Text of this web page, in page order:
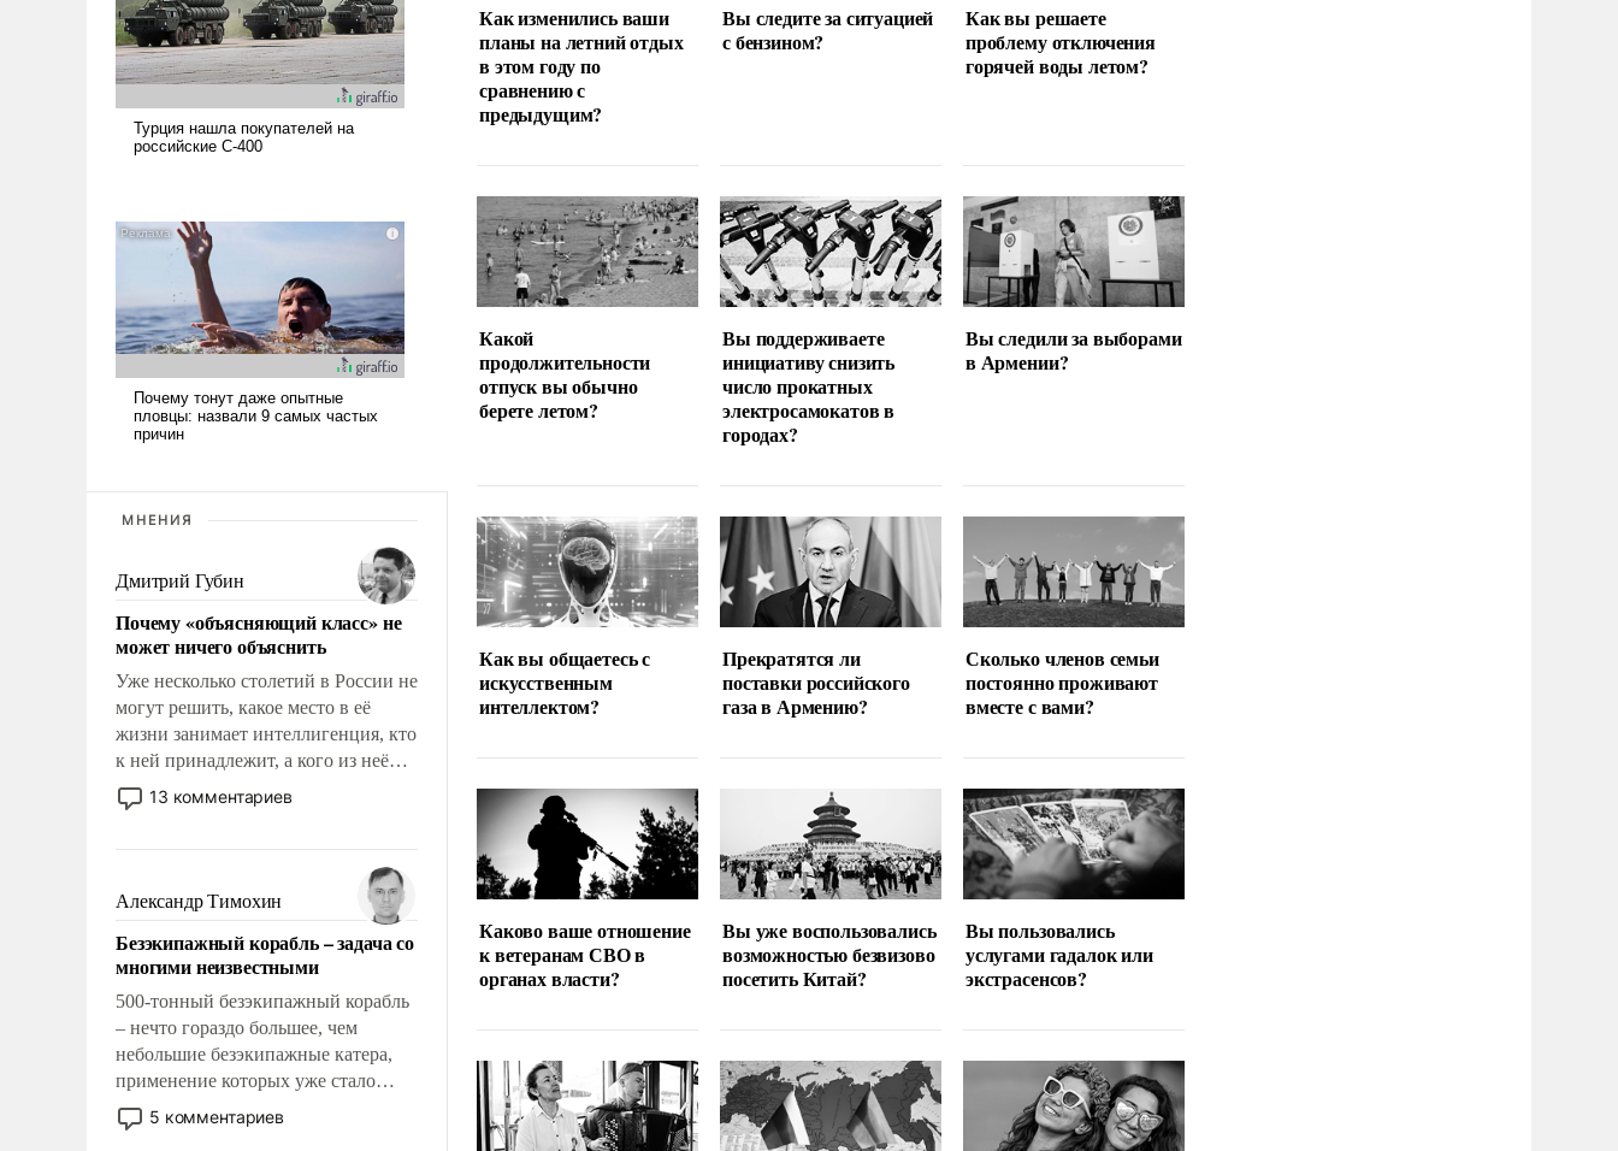
МНЕНИЯ
Дмитрий Губин
Почему «объясняющий класс» не
может ничего объяснить
Уже несколько столетий в России не
могут решить, какое место в её
жизни занимает интеллигенция, кто
к ней принадлежит, а кого из неё
исключили с правом
восстановления и без оного. И чем
казалось, что эти вопросы решены
раз и навсегда, но – нет, не решены.
13 комментариев
Александр Тимохин
Безэкипажный корабль – задача со
многими неизвестными
500-тонный безэкипажный корабль
– нечто гораздо большее, чем
небольшие безэкипажные катера,
применение которых уже стало
обыденностью. Задача по созданию
такого корабля очень сложна и
5 комментариев
Как изменились ваши
планы на летний отдых
в этом году по
сравнению с
предыдущим?
Вы следите за ситуацией
с бензином?
Как вы решаете
проблему отключения
горячей воды летом?
Какой
продолжительности
отпуск вы обычно
берете летом?
Вы поддерживаете
инициативу снизить
число прокатных
электросамокатов в
городах?
Вы следили за выборами
в Армении?
Как вы общаетесь с
искусственным
интеллектом?
Прекратятся ли
поставки российского
газа в Армению?
Сколько членов семьи
постоянно проживают
вместе с вами?
Каково ваше отношение
к ветеранам СВО в
органах власти?
Вы уже воспользовались
возможностью безвизово
посетить Китай?
Вы пользовались
услугами гадалок или
экстрасенсов?